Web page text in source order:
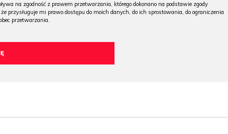
na zgodność z prawem przetwarzania, którego dokonano na podstawie zgody
przysługuje mi prawo dostępu do moich danych, do ich sprostowania, do ograniczenia
przetwarzania.